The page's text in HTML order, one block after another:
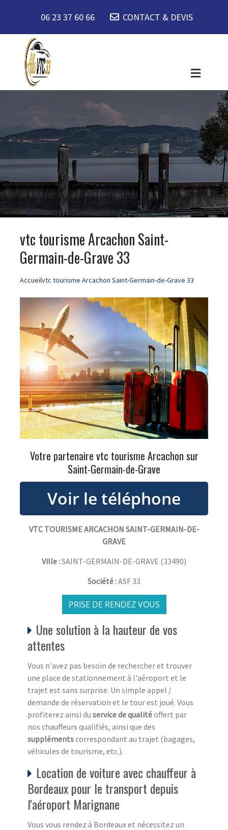
06 23 37 60 66 CONTACT & DEVIS
vtc tourisme Arcachon Saint-
Germain-de-Grave 33
Accueilvtc tourisme Arcachon Saint-Germain-de-Grave 33
Votre partenaire vtc tourisme Arcachon sur
Saint-Germain-de-Grave
VTC TOURISME ARCACHON SAINT-GERMAIN-DE-
GRAVE
Ville :SAINT-GERMAIN-DE-GRAVE (33490)
Société :ASF 33
PRISE DE RENDEZ VOUS
Une solution à la hauteur de vos
attentes
Vous n'avez pas besoin de rechercher et trouver
une place de stationnement à l'aéroport et le
trajet est sans surprise. Un simple appel /
demande de réservation et le tour est joué. Vous
profiterez ainsi du service de qualitéoffert par
nos chauffeurs qualifiés, ainsi que des
supplémentscorrespondant au trajet (bagages,
véhicules de tourisme, etc.).
Location de voiture avec chauffeur à
Bordeaux pour le transport depuis
l'aéroport Marignane
Vous vous rendez à Bordeaux et nécessitez un